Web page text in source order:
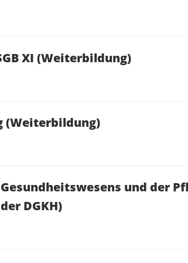
XI (Weiterbildung)
(Weiterbildung)
und der
DGKH)